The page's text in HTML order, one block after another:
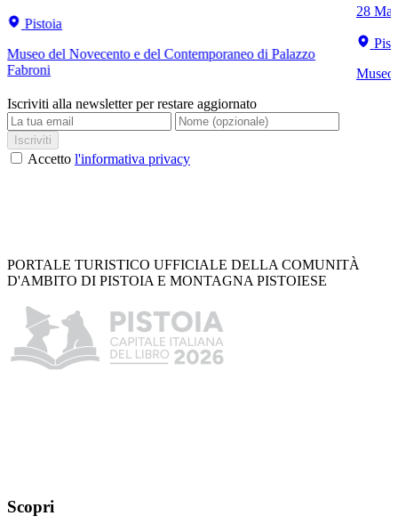
Pistoia
Museo del Novecento e del Contemporaneo di Palazzo
Fabroni
28
Museo
Iscriviti alla newsletter per restare aggiornato
Iscriviti
Accetto l'informativa privacy
PORTALE TURISTICO UFFICIALE DELLA COMUNITÀ
D'AMBITO DI PISTOIA E MONTAGNA PISTOIESE
Scopri